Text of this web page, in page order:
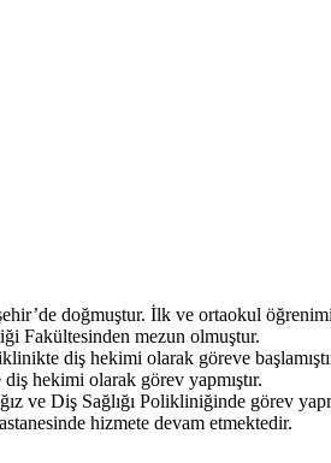
doğmuştur. İlk ve ortaokul
Fakültesinden mezun olmuştur.
diş hekimi olarak göreve
hekimi olarak görev yapmıştır.
ve Diş Sağlığı Polikliniğinde görev
hizmete devam etmektedir.